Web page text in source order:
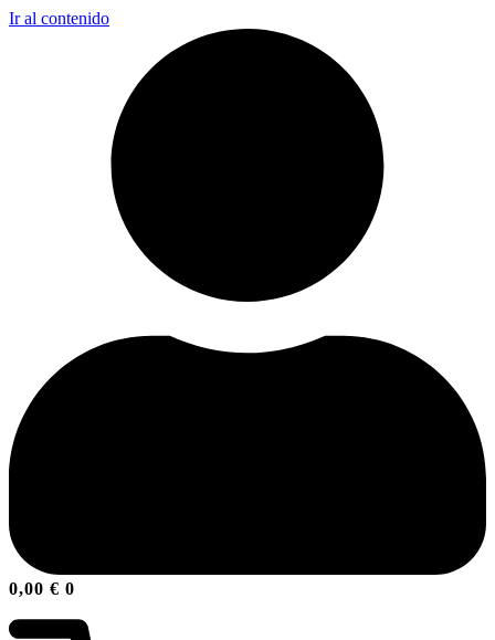
Ir al contenido
0,00 € 0